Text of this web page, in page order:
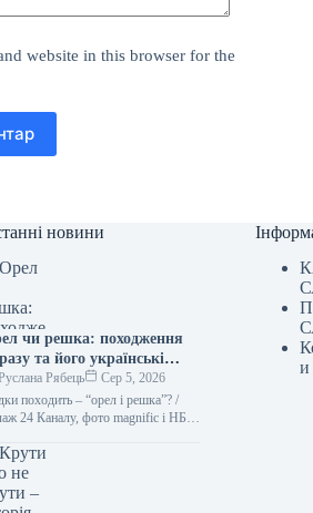
website in this browser for the
новини
чи решка: походження
та його українські
Походження вислову
чи решка” тісно
з давньою
прийняття рішення. На
стороні монети, як
зображували орла, а
Рябець
Сер 5, 2026
походить – “орел і решка”? /
24 Каналу, фото magnific і НБУ
и